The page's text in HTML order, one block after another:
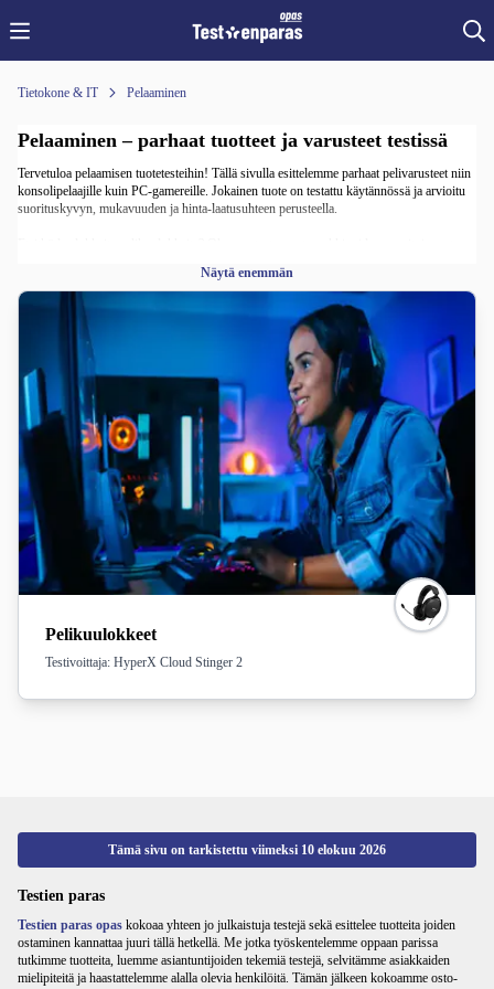
Tietokone & IT Pelaaminen
Pelaaminen – parhaat tuotteet ja varusteet testissä
Tervetuloa pelaamisen tuotetesteihin! Tällä sivulla esittelemme parhaat pelivarusteet niin
konsolipelaajille kuin PC-gamereille. Jokainen tuote on testattu käytännössä ja arvioitu
suorituskyvyn, mukavuuden ja hinta-laatusuhteen perusteella.
Valitsimme testivoittajat äänenlaadun, mikrofonin toimivuuden ja käyttömukavuuden
perusteella.
Lisäksi testaamme säännöllisesti muita pelitarvikkeita kuten pelihiiret, näppäimistöt,
pelikonsolit ja pelituolit – tuotteet, jotka vaikuttavat suoraan pelikokemukseesi.
Olit sitten kilpailullinen pelaaja tai satunnainen viikonloppugameri, löydät meiltä
luotettavat suositukset ja parhaat varusteet pelaamiseen. Lisää testejä julkaistaan pian –
tilaa uutiskirjeemme ja pysy ajan tasalla uusista pelituotearvioista.
Näytä enemmän
Pelikuulokkeet
Testivoittaja: HyperX Cloud Stinger 2
Testien paras
Testien paras opas kokoaa yhteen jo julkaistuja testejä sekä esittelee tuotteita joiden
ostaminen kannattaa juuri tällä hetkellä. Me jotka työskentelemme oppaan parissa
tutkimme tuotteita, luemme asiantuntijoiden tekemiä testejä, selvitämme asiakkaiden
mielipiteitä ja haastattelemme alalla olevia henkilöitä. Tämän jälkeen kokoamme osto-
Tämä sivu on tarkistettu viimeksi 10 elokuu 2026